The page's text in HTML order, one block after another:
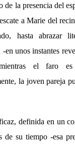
de la presencia del
a Marie del
hasta abrazar
-en unos instantes
el faro
la joven pareja
definida en un
de su tiempo -esa